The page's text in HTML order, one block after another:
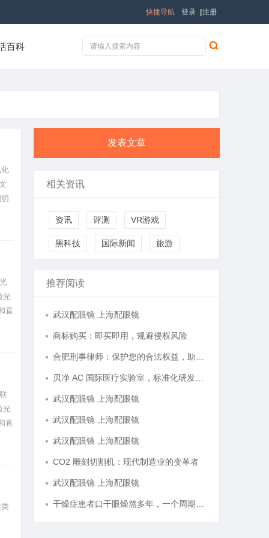
登录 注册
快捷导航
百科
光
直
光
直
发表文章
相关资讯
资讯 评测 VR游戏
黑科技 国际新闻 旅游
推荐阅读
武汉配眼镜 上海配眼镜
商标购买：即买即用，规避侵权风险
武汉配眼镜 上海配眼镜
武汉配眼镜 上海配眼镜
武汉配眼镜 上海配眼镜
CO2 雕刻切割机：现代制造业的变革者
武汉配眼镜 上海配眼镜